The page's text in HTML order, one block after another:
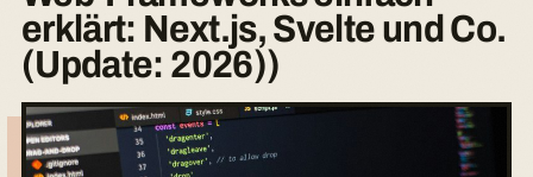
erklärt: Next.js, Svelte und Co.
(Update: 2026))